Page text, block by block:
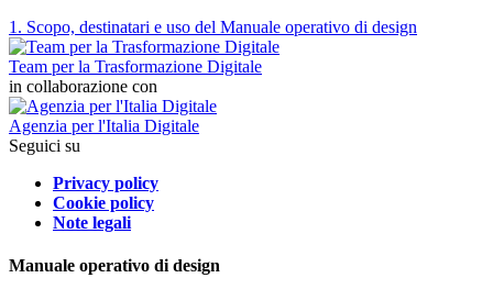
1. Scopo, destinatari e uso del Manuale operativo di design
Team per la Trasformazione Digitale
in collaborazione con
Agenzia per l'Italia Digitale
Seguici su
Privacy policy
Cookie policy
Note legali
Manuale operativo di design